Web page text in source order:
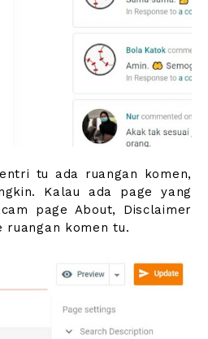
tu ada ruangan komen,
Kalau ada page yang
page About, Disclaimer
ruangan komen tu.